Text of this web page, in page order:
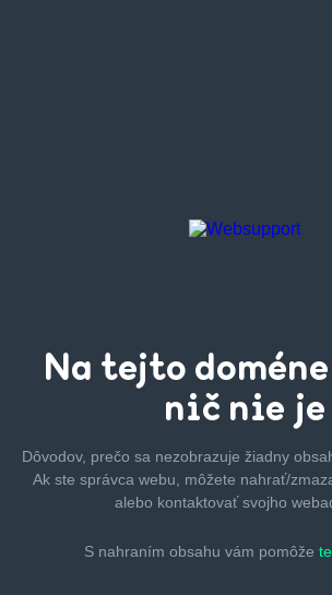
Na tejto
nič nie je
Dôvodov, prečo sa nezobrazuje žiadny
Ak ste správca webu, môžete nahrať/
alebo kontaktovať svojho
S nahraním obsahu vám pomôže